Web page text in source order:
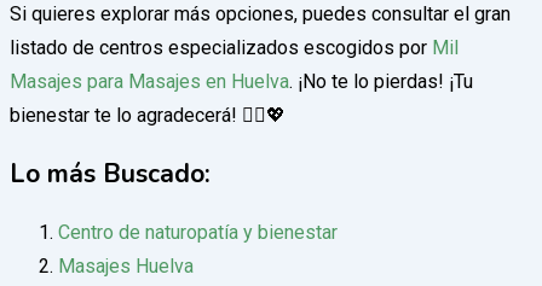
Si quieres explorar más opciones, puedes consultar el gran
listado de centros especializados escogidos por Mil
Masajes para Masajes en Huelva. ¡No te lo pierdas! ¡Tu
bienestar te lo agradecerá! 💆‍♀️💖
Lo más Buscado:
Centro de naturopatía y bienestar
Masajes Huelva